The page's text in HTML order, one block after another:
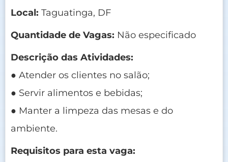
Local: Taguatinga, DF
Quantidade de Vagas: Não especificado
Descrição das Atividades:
● Atender os clientes no salão;
● Servir alimentos e bebidas;
● Manter a limpeza das mesas e do
ambiente.
Requisitos para esta vaga: